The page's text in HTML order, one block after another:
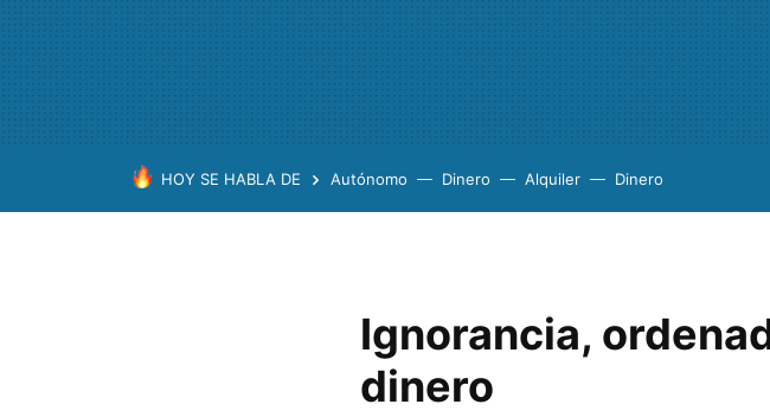
HOY SE HABLA DE Autónomo Dinero Alquiler Dinero
Ignorancia,
dinero